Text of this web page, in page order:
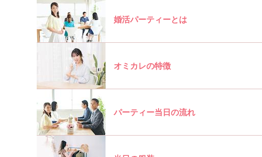
婚活パーティーとは
オミカレの特徴
パーティー当日の流れ